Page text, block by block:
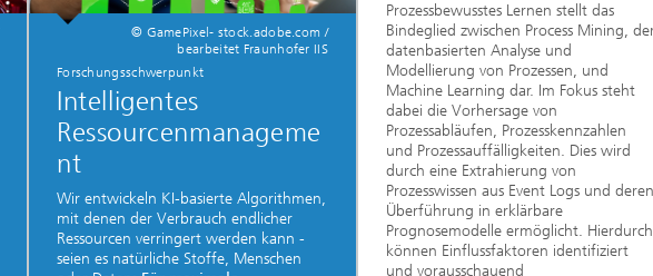
© GamePixel- stock.adobe.com /
bearbeitet Fraunhofer IIS
Forschungsschwerpunkt
Intelligentes
Ressourcenmanageme
nt
Wir entwickeln KI-basierte Algorithmen,
mit denen der Verbrauch endlicher
Ressourcen verringert werden kann -
seien es natürliche Stoffe, Menschen
Prozessbewusstes Lernen stellt das
Bindeglied zwischen Process Mining,
datenbasierten Analyse und
Modellierung von Prozessen, und
Machine Learning dar. Im Fokus steht
dabei die Vorhersage von
Prozessabläufen, Prozesskennzahlen
und Prozessauffälligkeiten. Dies wird
durch eine Extrahierung von
Prozesswissen aus Event Logs und deren
Überführung in erklärbare
Prognosemodelle ermöglicht. Hierdurch
können Einflussfaktoren identifiziert
und vorausschauend